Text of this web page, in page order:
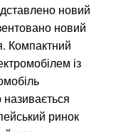
новий
новий
Компактний
із
ринок